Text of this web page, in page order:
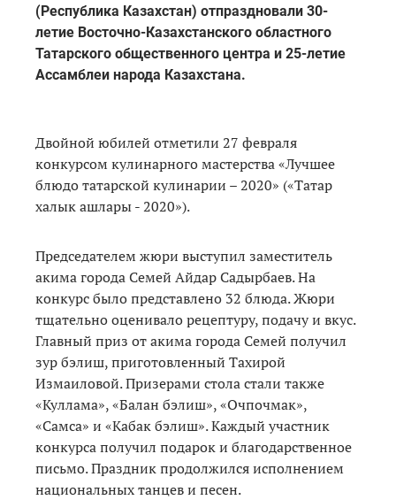
(Республика Казахстан) отпраздновали 30-
летие Восточно-Казахстанского областного
Татарского общественного центра и 25-летие
Ассамблеи народа Казахстана.
Двойной юбилей отметили 27 февраля
конкурсом кулинарного мастерства «Лучшее
блюдо татарской кулинарии – 2020» («Татар
халык ашлары - 2020»).
Председателем жюри выступил заместитель
акима города Семей Айдар Садырбаев. На
конкурс было представлено 32 блюда. Жюри
тщательно оценивало рецептуру, подачу и вкус.
Главный приз от акима города Семей получил
зур бэлиш, приготовленный Тахирой
Измаиловой. Призерами стола стали также
«Куллама», «Балан бэлиш», «Очпочмак»,
«Самса» и «Кабак бэлиш». Каждый участник
конкурса получил подарок и благодарственное
письмо. Праздник продолжился исполнением
национальных танцев и песен.